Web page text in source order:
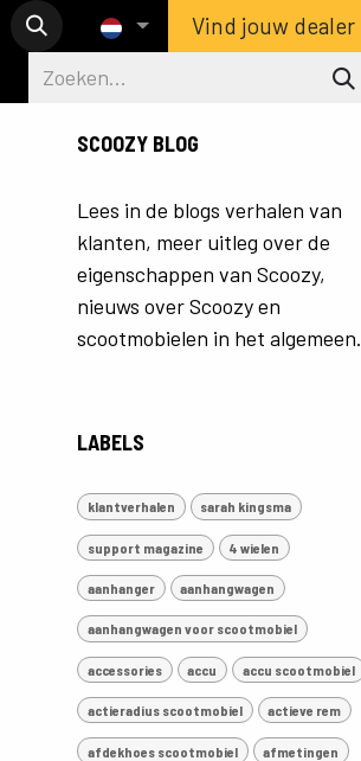
Vind jouw dealer
SCOOZY BLOG
Lees in de blogs verhalen van
klanten, meer uitleg over de
eigenschappen van Scoozy,
nieuws over Scoozy en
scootmobielen in het algemeen.
LABELS
klantverhalen sarah kingsma
support magazine 4 wielen
aanhanger aanhangwagen
aanhangwagen voor scootmobiel
accessories accu accu scootmobiel
actieradius scootmobiel actieve rem
afdekhoes scootmobiel afmetingen